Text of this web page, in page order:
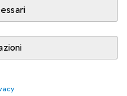
il fornitore
al carrello